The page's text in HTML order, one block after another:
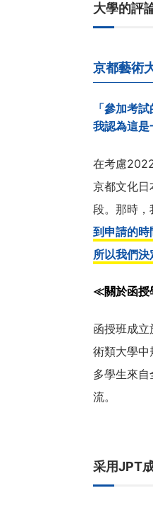
大學的評
京都藝術
「參加考
我認為這是
在考慮
京都文化
段。那時，
到申請的時
所以我們決
≪關於函
函授班成
術類大學中
多學生來
流。
采用JPT